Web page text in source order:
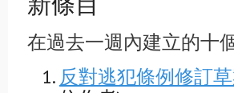
在過去一週內建立的十
反對逃犯條例修訂